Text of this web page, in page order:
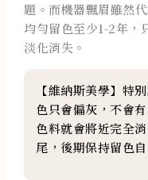
題。而機器飄眉雖然
均勻留色至少1-2年，
淡化消失。
【維納斯美學】特
色只會偏灰，不會
色料就會將近完全
尾，後期保持留色